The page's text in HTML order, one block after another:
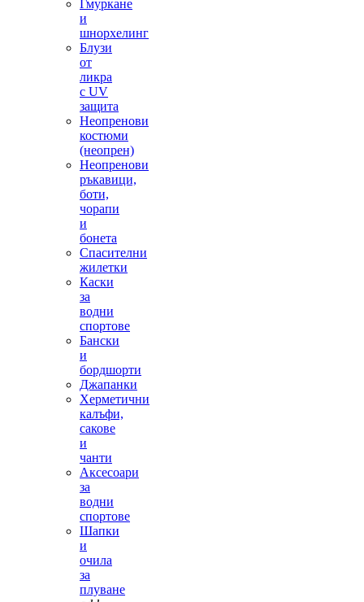
Гмуркане
и
шнорхелинг
Блузи
от
ликра
с UV
защита
Неопренови
костюми
(неопрен)
Неопренови
ръкавици,
боти,
чорапи
и
бонета
Спасителни
жилетки
Каски
за
водни
спортове
Бански
и
бордшорти
Джапанки
Херметични
калъфи,
сакове
и
чанти
Аксесоари
за
водни
спортове
Шапки
и
очила
за
плуване